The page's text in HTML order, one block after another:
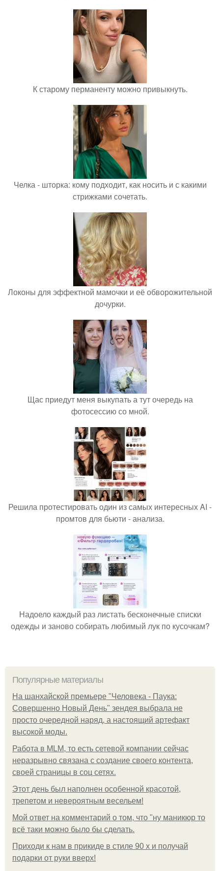
К старому перманенту можно привыкнуть.
Челка - шторка: кому подходит, как носить и с какими
стрижками сочетать.
Локоны для эффектной мамочки и её обворожительной
дочурки.
Щас приедут меня выкупать а тут очередь на
фотосессию со мной.
Решила протестировать один из самых интересных AI -
промтов для бьюти - анализа.
Надоело каждый раз листать бесконечные списки
одежды и заново собирать любимый лук по кусочкам?
Популярные материалы
На шанхайской премьере "Человека - Паука:
Совершенно Новый День" зендея выбрала не
просто очередной наряд, а настоящий артефакт
высокой моды.
Работа в MLM, то есть сетевой компании сейчас
неразрывно связана с создание своего контента,
своей страницы в соц сетях.
Этот день был наполнен особенной красотой,
трепетом и невероятным весельем!
Мой ответ на комментарий о том, что "ну маникюр то
всё таки можно было бы сделать.
Приходи к нам в прикиде в стиле 90 х и получай
подарки от руки вверх!